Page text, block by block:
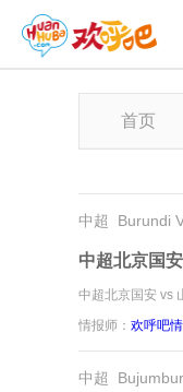
首页
中超 Burundi
中超北京国
中超北京国安 vs
情报师： 欢呼吧
中超